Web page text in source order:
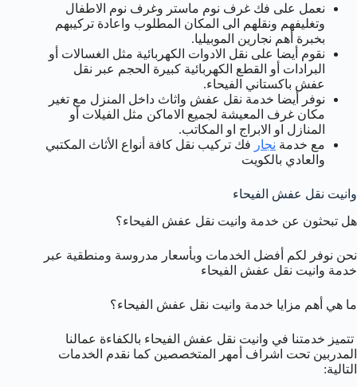
نعمل على فك غرف نوم ماستر وغرف نوم الاطفال
وتغليفهم ونقلهم الى المكان المطلوب واعادة تركيبهم
بخبرة أهم نجارين الموبيليا.
نقوم أيضا على نقل الادوات الكهربائية مثل الغسالات أو
البرادات أو القطع الكهربائية كبيرة الحجم عبر نقل
عفش باكستاني الفيحاء.
نوفر أيضا خدمة نقل عفش واثاث داخل المنزل مع تغير
مكان غرف المعيشة لجميع الاماكن مثل الفيلات أو
المنازل او الابراج او المكاتب.
مع خدمة نجار فك تركيب نقل كافة أنواع الأثاث المكتبي
والعادي بالكويت
وانيت نقل عفش الفيحاء
هل تبحثون عن خدمة وانيت نقل عفش الفيحاء؟
نحن نوفر لكم أفضل الخدمات وبأسعار مدروسة ومنطقية عبر
خدمة وانيت نقل عفش الفيحاء
ما هي أهم مزايا خدمة وانيت نقل عفش الفيحاء؟
تتميز خدمتنا في وانيت نقل عفش الفيحاء بالكفاءة عمالنا
المدربين تحت اشراف أمهر المتخصصين كما نقدم الخدمات
التالية: